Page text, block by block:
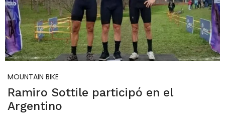
MOUNTAIN BIKE
Ramiro Sottile participó en el
Argentino